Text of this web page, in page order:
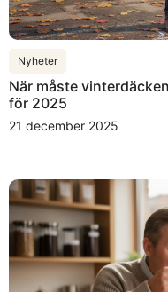
Nyheter
När måste
för 2025
21 december 2025